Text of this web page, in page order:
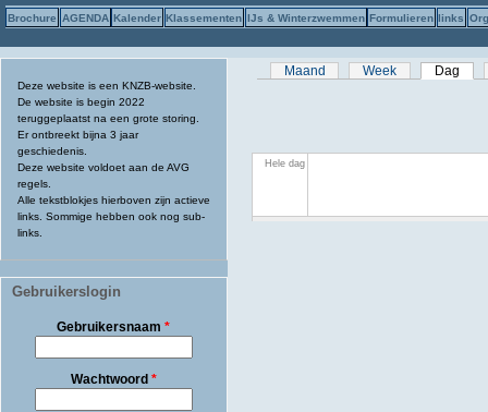
Brochure AGENDA Kalender Klassementen IJs & Winterzwemmen Formulieren links
Deze website is een KNZB-website.
De website is begin 2022
teruggeplaatst na een grote storing.
Er ontbreekt bijna 3 jaar
geschiedenis.
Deze website voldoet aan de AVG
regels.
Alle tekstblokjes hierboven zijn actieve
links. Sommige hebben ook nog sub-
links.
Gebruikerslogin
Gebruikersnaam*
Wachtwoord *
Primaire tabs
Maand Week Dag
Hele dag